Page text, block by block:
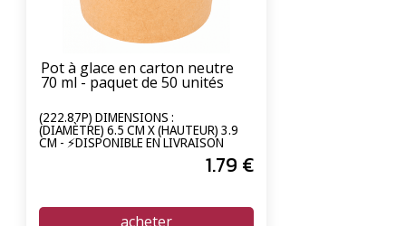
Pot à glace en carton neutre
70 ml - paquet de 50 unités
(222.87P) DIMENSIONS :
(DIAMÈTRE) 6.5 CM X (HAUTEUR) 3.9
CM - ⚡DISPONIBLE EN LIVRAISON
1.79 €